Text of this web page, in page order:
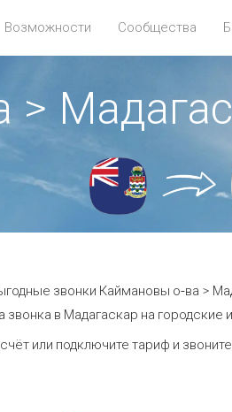
Возможности Сообщества
>
звонки Каймановы о-ва >
звонка в Мадагаскар на
или подключите тариф и